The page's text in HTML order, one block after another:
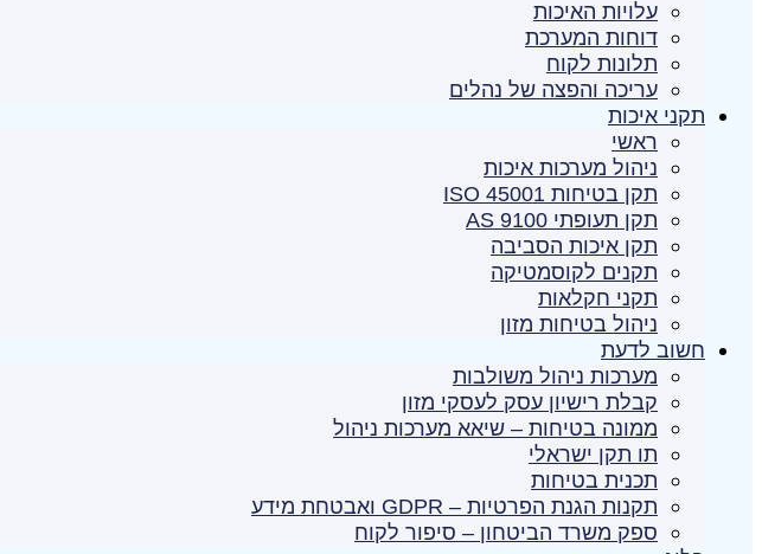
עלויות האיכות
דוחות המערכת
תלונות לקוח
עריכה והפצה של נהלים
תקני איכות
ראשי
ניהול מערכות איכות
תקן בטיחות ISO 45001
תקן תעופתי AS 9100
תקן איכות הסביבה
תקנים לקוסמטיקה
תקני חקלאות
ניהול בטיחות מזון
חשוב לדעת
מערכות ניהול משולבות
קבלת רישיון עסק לעסקי מזון
ממונה בטיחות – שיאא מערכות ניהול
תו תקן ישראלי
תכנית בטיחות
תקנות הגנת הפרטיות – GDPR ואבטחת מידע
ספק משרד הביטחון – סיפור לקוח